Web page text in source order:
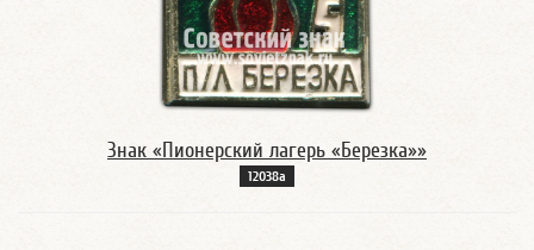
Знак «Пионерский лагерь «Березка»»
12038а